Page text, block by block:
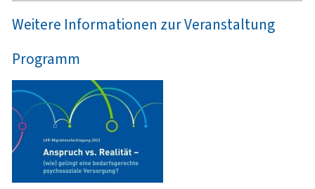
Weitere Informationen zur Veranstaltung
Programm